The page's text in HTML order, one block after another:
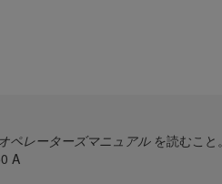
オペレーターズマニュアルを読むこと。
A